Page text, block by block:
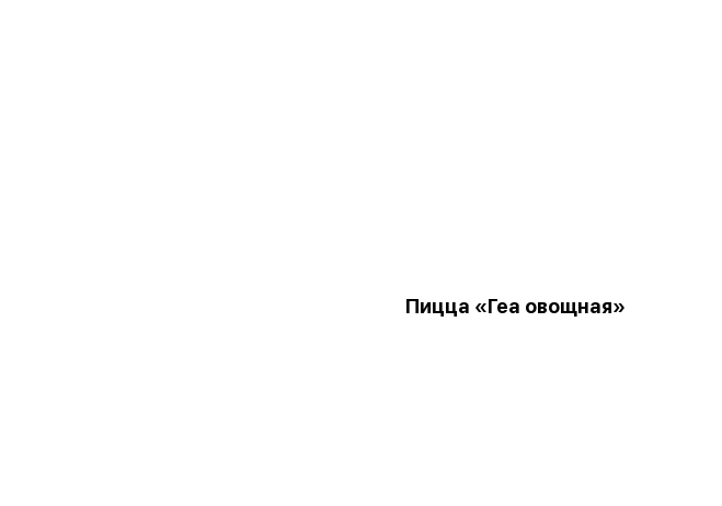
Пицца «Геа овощная»